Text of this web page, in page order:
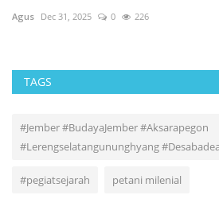
Agus Dec 31, 2025 0 226
TAGS
#Jember #BudayaJember #Aksarapegon
#Lerengselatangununghyang
#pegiatsejarah petani milenial